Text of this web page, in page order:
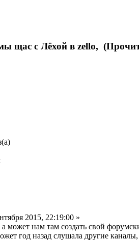
щас с Лёхой в zello,
2015, 22:19:00 »
может нам там создать свой
год назад слушала другие